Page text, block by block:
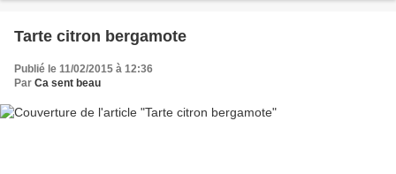
Tarte citron bergamote
Publié le 11/02/2015 à 12:36
Par Ca sent beau